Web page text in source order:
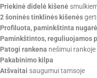
Priekinė didelė kišenė
2 šoninės tinklinės kišenės
Profiluota, paminkštinta
Paminkštintos, reguliuojamos
Patogi rankena nešimui rankoje
Pakabinimo kilpa
Atšvaitai saugumui tamsoje